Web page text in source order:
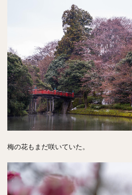
梅の花もまだ咲いていた。